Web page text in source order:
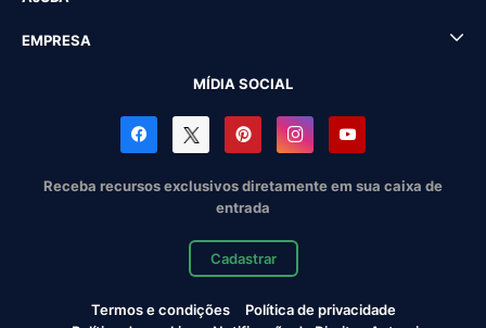
EMPRESA
MÍDIA SOCIAL
Receba recursos exclusivos diretamente em sua caixa de
entrada
Cadastrar
Termos e condições
Política de privacidade